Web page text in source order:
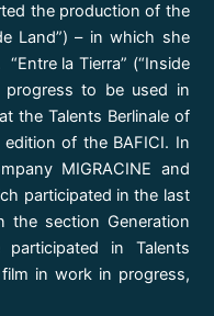
the production of the
Land”) – in which she
la Tierra” (“Inside
progress to be used in
the Talents Berlinale of
of the BAFICI. In
MIGRACINE and
participated in the last
the section Generation
in Talents
in work in progress,